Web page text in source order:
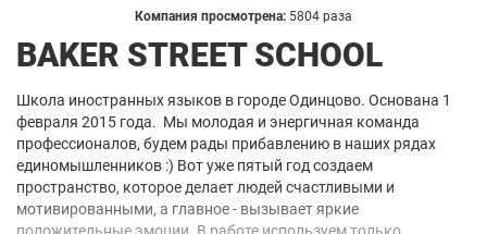
Компания просмотрена: 5804 раза
BAKER STREET SCHOOL
Школа иностранных языков в городе Одинцово. Основана 1
февраля 2015 года. Мы молодая и энергичная команда
профессионалов, будем рады прибавлению в наших рядах
единомышленников :) Вот уже пятый год создаем
пространство, которое делает людей счастливыми и
мотивированными, а главное - вызывает яркие